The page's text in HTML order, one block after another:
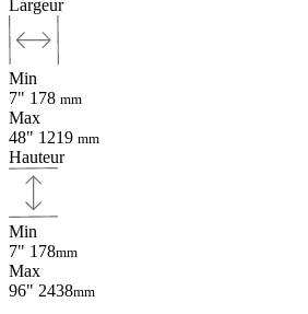
Largeur
Min
7" 178 mm
Max
48" 1219 mm
Hauteur
Min
7" 178mm
Max
96" 2438mm